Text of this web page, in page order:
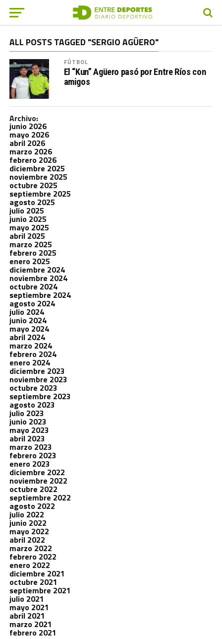
ALL POSTS TAGGED "SERGIO AGÜERO"
FÚTBOL
El “Kun” Agüero pasó por Entre Ríos con
amigos
Archivo:
junio 2026
mayo 2026
abril 2026
marzo 2026
febrero 2026
diciembre 2025
noviembre 2025
octubre 2025
septiembre 2025
agosto 2025
julio 2025
junio 2025
mayo 2025
abril 2025
marzo 2025
febrero 2025
enero 2025
diciembre 2024
noviembre 2024
octubre 2024
septiembre 2024
agosto 2024
julio 2024
junio 2024
mayo 2024
abril 2024
marzo 2024
febrero 2024
enero 2024
diciembre 2023
noviembre 2023
octubre 2023
septiembre 2023
agosto 2023
julio 2023
junio 2023
mayo 2023
abril 2023
marzo 2023
febrero 2023
enero 2023
diciembre 2022
noviembre 2022
octubre 2022
septiembre 2022
agosto 2022
julio 2022
junio 2022
mayo 2022
abril 2022
marzo 2022
febrero 2022
enero 2022
diciembre 2021
octubre 2021
septiembre 2021
julio 2021
mayo 2021
abril 2021
marzo 2021
febrero 2021